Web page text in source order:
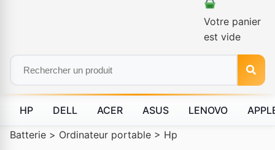
Votre panier
est vide
HP DELL ACER ASUS LENOVO
Batterie > Ordinateur portable > Hp